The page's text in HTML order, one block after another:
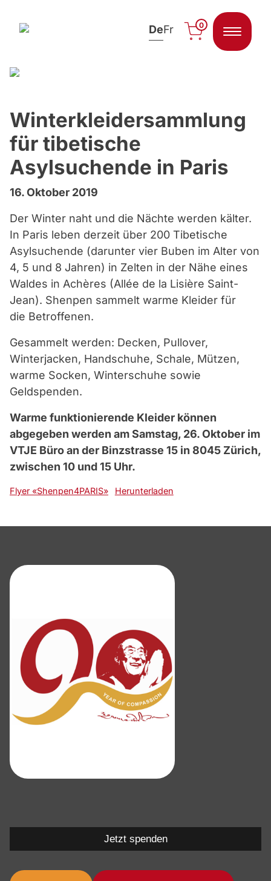
Zum Inhalt springen
DeFr 0
Winterkleidersammlung
für tibetische
Asylsuchende in Paris
16. Oktober 2019
Der Winter naht und die Nächte werden kälter.
In Paris leben derzeit über 200 Tibetische
Asylsuchende (darunter vier Buben im Alter von
4, 5 und 8 Jahren) in Zelten in der Nähe eines
Waldes in Achères (Allée de la Lisière Saint-
Jean). Shenpen sammelt warme Kleider für
die Betroffenen.
Gesammelt werden: Decken, Pullover,
Winterjacken, Handschuhe, Schale, Mützen,
warme Socken, Winterschuhe sowie
Geldspenden.
Warme funktionierende Kleider können
abgegeben werden am Samstag, 26. Oktober im
VTJE Büro an der Binzstrasse 15 in 8045 Zürich,
zwischen 10 und 15 Uhr.
Flyer «Shenpen4PARIS» Herunterladen
Jetzt spenden